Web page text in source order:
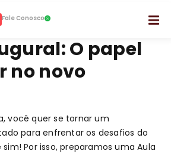
Fale Conosco
O papel
no novo
você quer se tornar um
para enfrentar os desafios do
Por isso, preparamos uma Aula